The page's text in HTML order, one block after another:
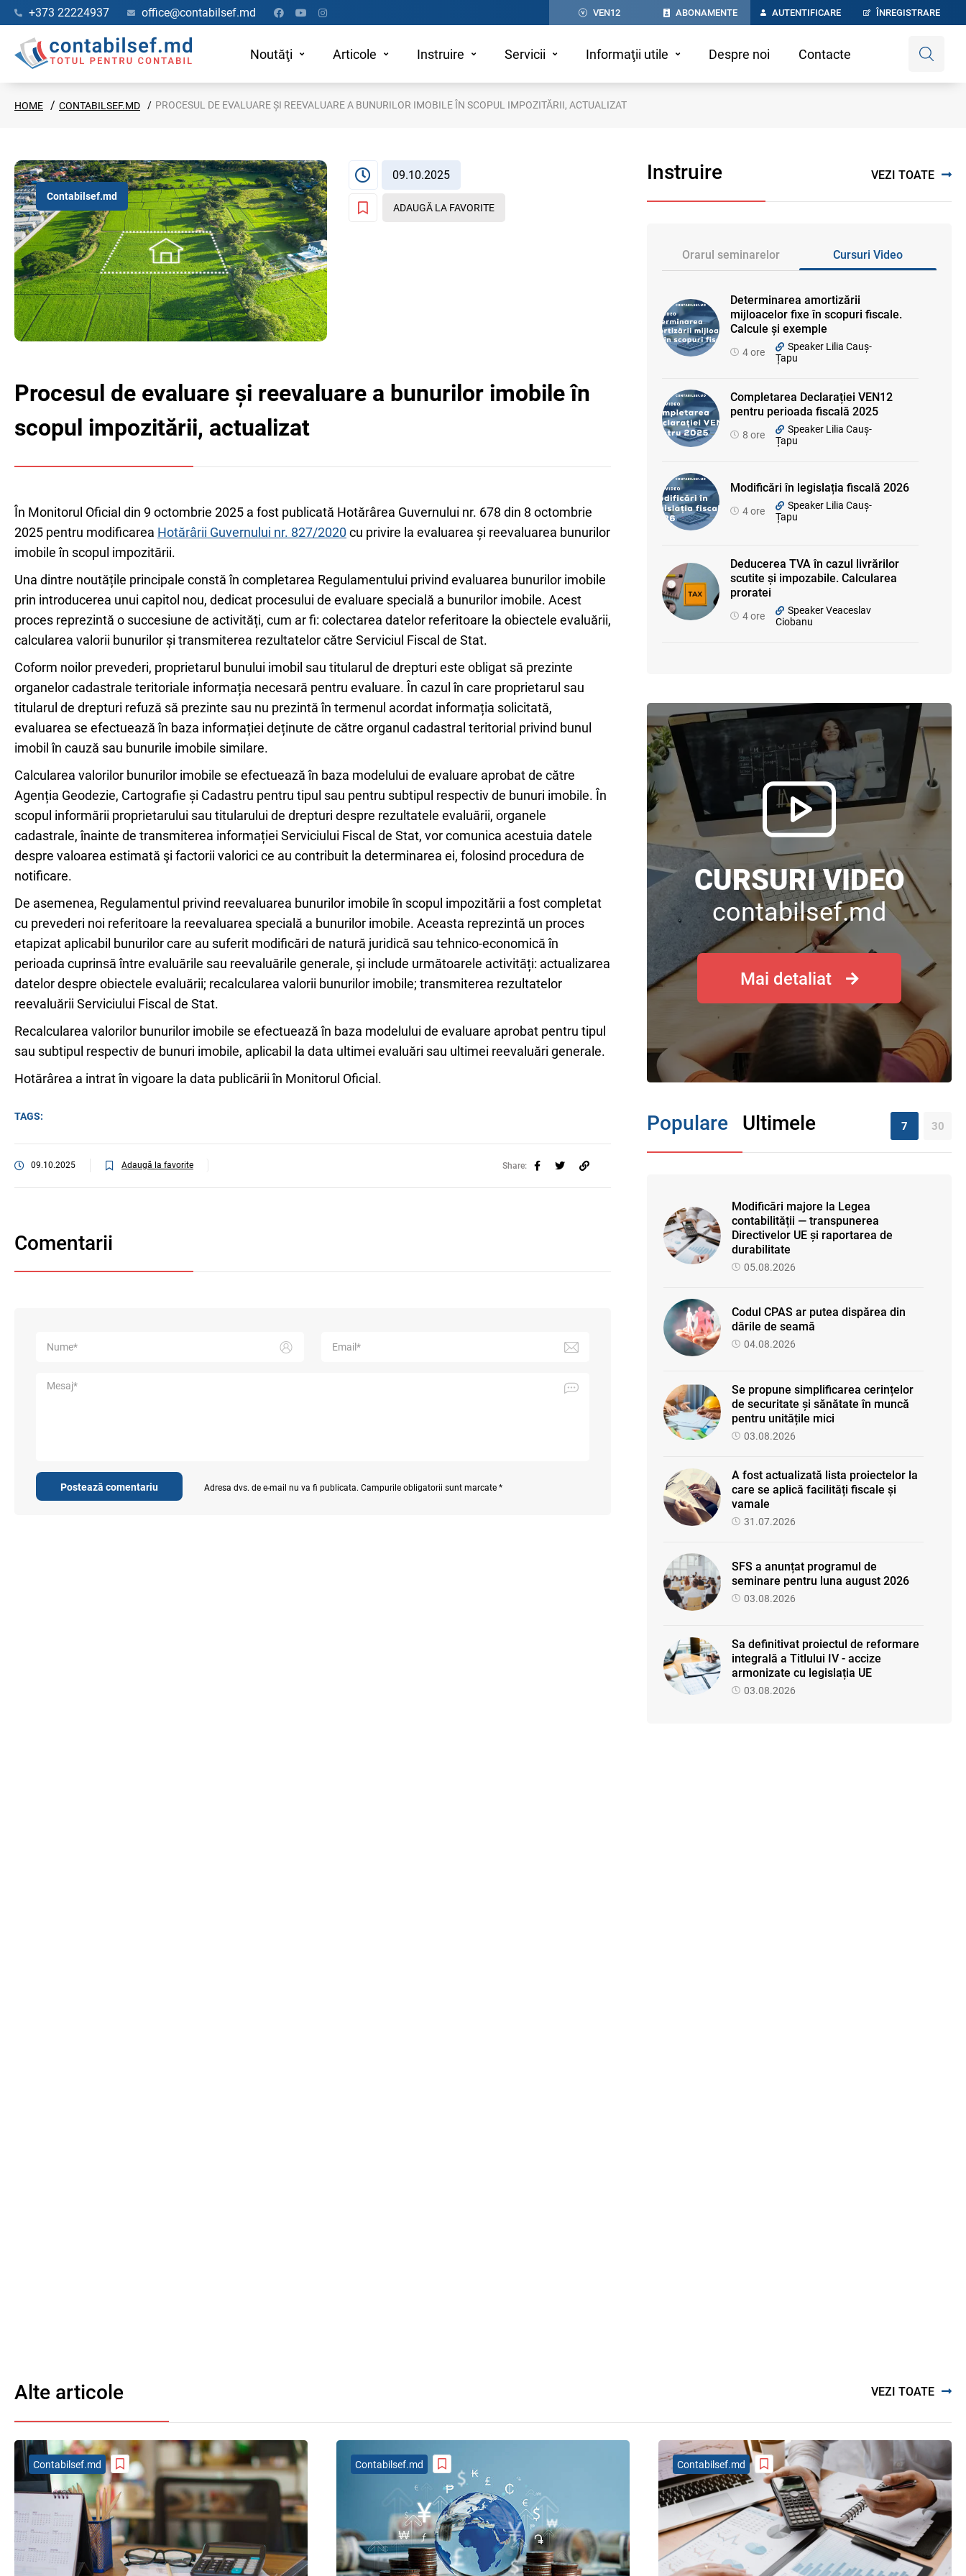
+373 22224937 office@contabilsef.md VEN12 ABONAMENTE AUTENTIFICARE ÎNREGISTRARE
Noutăţi Articole Instruire Servicii Informaţii utile Despre noi Contacte
HOME CONTABILSEF.MD PROCESUL DE EVALUARE ȘI REEVALUARE A BUNURILOR IMOBILE ÎN SCOPUL IMPOZITĂRII, ACTUALIZAT
Contabilsef.md
09.10.2025
ADAUGĂ LA FAVORITE
Procesul de evaluare și reevaluare a bunurilor imobile în
scopul impozitării, actualizat
În Monitorul Oficial din 9 octombrie 2025 a fost publicată Hotărârea Guvernului nr. 678 din 8 octombrie
2025 pentru modificarea Hotărârii Guvernului nr. 827/2020 cu privire la evaluarea și reevaluarea bunurilor
imobile în scopul impozitării.
Una dintre noutățile principale constă în completarea Regulamentului privind evaluarea bunurilor imobile
prin introducerea unui capitol nou, dedicat procesului de evaluare specială a bunurilor imobile. Acest
proces reprezintă o succesiune de activități, cum ar fi: colectarea datelor referitoare la obiectele evaluării,
calcularea valorii bunurilor și transmiterea rezultatelor către Serviciul Fiscal de Stat.
Coform noilor prevederi, proprietarul bunului imobil sau titularul de drepturi este obligat să prezinte
organelor cadastrale teritoriale informația necesară pentru evaluare. În cazul în care proprietarul sau
titularul de drepturi refuză să prezinte sau nu prezintă în termenul acordat informația solicitată,
evaluarea se efectuează în baza informației deținute de către organul cadastral teritorial privind bunul
imobil în cauză sau bunurile imobile similare.
Calcularea valorilor bunurilor imobile se efectuează în baza modelului de evaluare aprobat de către
Agenția Geodezie, Cartografie și Cadastru pentru tipul sau pentru subtipul respectiv de bunuri imobile. În
scopul informării proprietarului sau titularului de drepturi despre rezultatele evaluării, organele
cadastrale, înainte de transmiterea informației Serviciului Fiscal de Stat, vor comunica acestuia datele
despre valoarea estimată şi factorii valorici ce au contribuit la determinarea ei, folosind procedura de
notificare.
De asemenea, Regulamentul privind reevaluarea bunurilor imobile în scopul impozitării a fost completat
cu prevederi noi referitoare la reevaluarea specială a bunurilor imobile. Aceasta reprezintă un proces
etapizat aplicabil bunurilor care au suferit modificări de natură juridică sau tehnico-economică în
perioada cuprinsă între evaluările sau reevaluările generale, și include următoarele activități: actualizarea
datelor despre obiectele evaluării; recalcularea valorii bunurilor imobile; transmiterea rezultatelor
reevaluării Serviciului Fiscal de Stat.
Recalcularea valorilor bunurilor imobile se efectuează în baza modelului de evaluare aprobat pentru tipul
sau subtipul respectiv de bunuri imobile, aplicabil la data ultimei evaluări sau ultimei reevaluări generale.
Hotărârea a intrat în vigoare la data publicării în Monitorul Oficial.
TAGS:
09.10.2025 Adaugă la favorite Share:
Comentarii
Postează comentariu Adresa dvs. de e-mail nu va fi publicata. Campurile obligatorii sunt marcate *
Instruire VEZI TOATE
Orarul seminarelor Cursuri Video
Determinarea amortizării
mijloacelor fixe în scopuri fiscale.
Calcule și exemple
4 ore
Speaker Lilia Cauș-
Țapu
Completarea Declarației VEN12
pentru perioada fiscală 2025
8 ore
Speaker Lilia Cauș-
Țapu
Modificări în legislația fiscală 2026
4 ore
Speaker Lilia Cauș-
Țapu
Deducerea TVA în cazul livrărilor
scutite și impozabile. Calcularea
proratei
4 ore
Speaker Veaceslav
Ciobanu
CURSURI VIDEO
contabilsef.md
Mai detaliat
Populare Ultimele 7 30
Modificări majore la Legea
contabilității — transpunerea
Directivelor UE și raportarea de
durabilitate
05.08.2026
Codul CPAS ar putea dispărea din
dările de seamă
04.08.2026
Se propune simplificarea cerințelor
de securitate și sănătate în muncă
pentru unitățile mici
03.08.2026
A fost actualizată lista proiectelor la
care se aplică facilități fiscale și
vamale
31.07.2026
SFS a anunțat programul de
seminare pentru luna august 2026
03.08.2026
Sa definitivat proiectul de reformare
integrală a Titlului IV - accize
armonizate cu legislația UE
03.08.2026
raportării financiare
06.08.2026
Proiectul de lege referitor la
contractele de credit pentru bunuri
imobile rezidențiale, consultat cu
părțile interesate
04.08.2026 Ministerul Finanțelor
Alte articole VEZI TOATE
Contabilsef.md Contabilsef.md Contabilsef.md